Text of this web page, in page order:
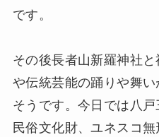
です。
その後長者山新羅神社
や伝統芸能の踊りや舞
そうです。今日では八
民俗文化財、ユネスコ